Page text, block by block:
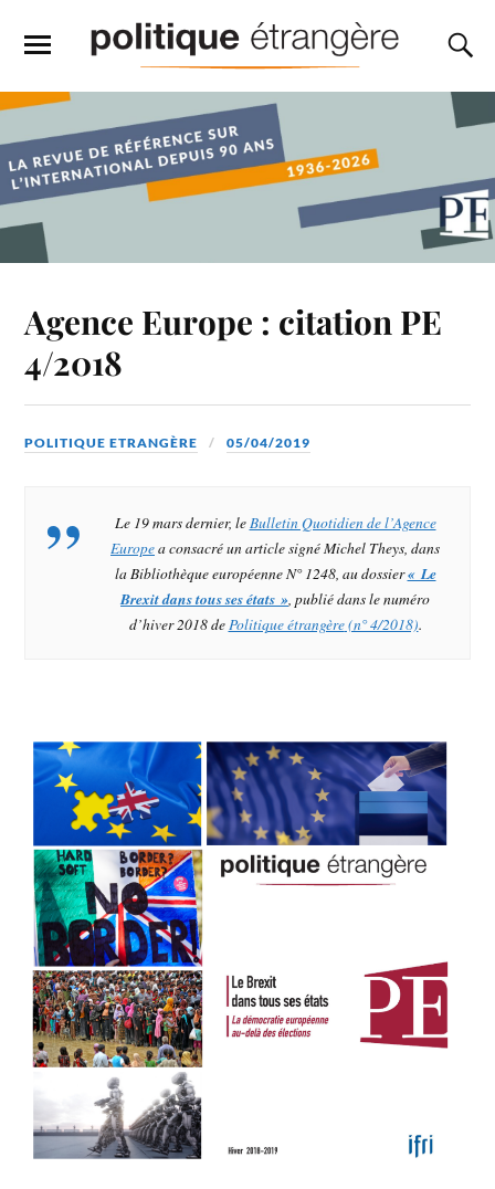
Agence Europe : citation PE
4/2018
POLITIQUE ETRANGÈRE 05/04/2019
Le 19 mars dernier, leBulletin Quotidien de l’Agence
Europea consacré un article signé Michel Theys, dans
la Bibliothèque européenne N° 1248, au dossier« Le
Brexit dans tous ses états », publié dans le numéro
d’hiver 2018 dePolitique étrangère(n° 4/2018).